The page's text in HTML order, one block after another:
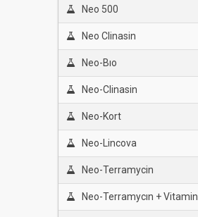
Neo 500
Neo Clinasin
Neo-Bıo
Neo-Clinasin
Neo-Kort
Neo-Lincova
Neo-Terramycin
Neo-Terramycın + Vitamin